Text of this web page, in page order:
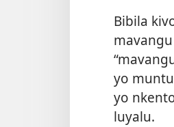
Bibila
yo
yo
luyalu.